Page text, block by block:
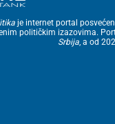
je internet portal
političkim izazovima.
Srbija, a od